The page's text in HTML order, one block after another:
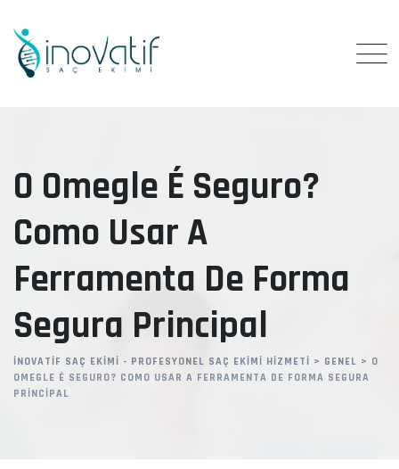
content
O Omegle É Seguro?
Como Usar A
Ferramenta De Forma
Segura Principal
İNOVATIF SAÇ EKIMI - PROFESYONEL SAÇ EKIMI HIZMETI > GENEL > O
OMEGLE É SEGURO? COMO USAR A FERRAMENTA DE FORMA SEGURA
PRINCIPAL